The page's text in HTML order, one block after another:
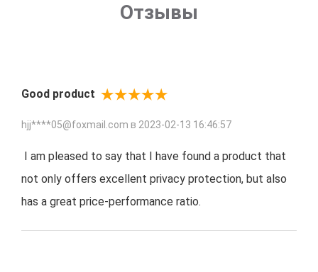
Отзывы
Good product
hjj****05@foxmail.com в 2023-02-13 16:46:57
I am pleased to say that I have found a product that
not only offers excellent privacy protection, but also
has a great price-performance ratio.